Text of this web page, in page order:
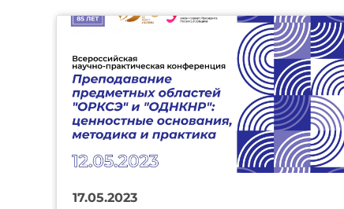
17.05.2023